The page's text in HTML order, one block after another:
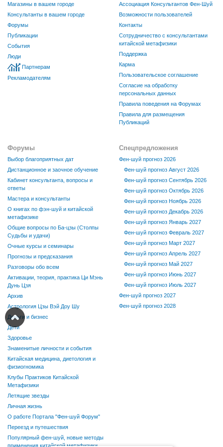
Магазины в вашем городе
Консультанты в вашем городе
Форумы
Публикации
События
Люди
Партнерам
Рекламодателям
Ассоциация Консультантов Фен-Шуй
Возможности пользователей
Контакты
Сотрудничество с консультантами
китайской метафизики
Поддержка
Карма
Пользовательское соглашение
Согласие на обработку
персональных данных
Правила поведения на Форумах
Правила для размещения
Публикаций
Форумы
Выбор благоприятных дат
Дистанционное и заочное обучение
Кабинет консультанта, вопросы и
ответы
Мастера и консультанты
О книгах по фэн-шуй и китайской
метафизике
Общие вопросы по Ба-цзы (Столпы
Судьбы и удачи)
Очные курсы и семинары
Прогнозы и предсказания
Разговоры обо всем
Активации, теория, практика Ци Мэнь
Дунь Цзя
Архив
Астрология Цзы Вэй Доу Шу
Деньги и бизнес
Дети
Здоровье
Знаменитые личности и события
Китайская медицина, диетология и
физиогномика
Клубы Практиков Китайской
Метафизики
Летящие звезды
Личная жизнь
О работе Портала "Фен-шуй Форум"
Переезд и путешествия
Популярный фен-шуй, новые методы
применения китайской метафизики
Спецпредложения
Фен-шуй прогноз 2026
Фен-шуй прогноз Август 2026
Фен-шуй прогноз Сентябрь 2026
Фен-шуй прогноз Октябрь 2026
Фен-шуй прогноз Ноябрь 2026
Фен-шуй прогноз Декабрь 2026
Фен-шуй прогноз Январь 2027
Фен-шуй прогноз Февраль 2027
Фен-шуй прогноз Март 2027
Фен-шуй прогноз Апрель 2027
Фен-шуй прогноз Май 2027
Фен-шуй прогноз Июнь 2027
Фен-шуй прогноз Июль 2027
Фен-шуй прогноз 2027
Фен-шуй прогноз 2028